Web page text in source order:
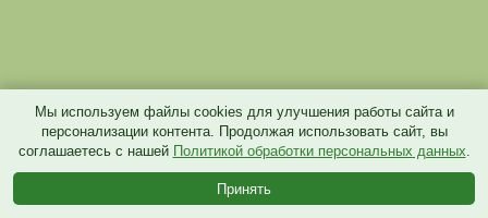
Мы используем файлы cookies для улучшения работы сайта и
персонализации контента. Продолжая использовать сайт, вы
соглашаетесь с нашей Политикой обработки персональных данных.
Принять